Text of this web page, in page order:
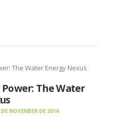
The Water
DE NOVEMBER DE 2016